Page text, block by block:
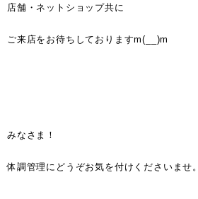
店舗・ネットショップ共に
ご来店をお待ちしておりますm(__)m
みなさま！
体調管理にどうぞお気を付けくださいませ。